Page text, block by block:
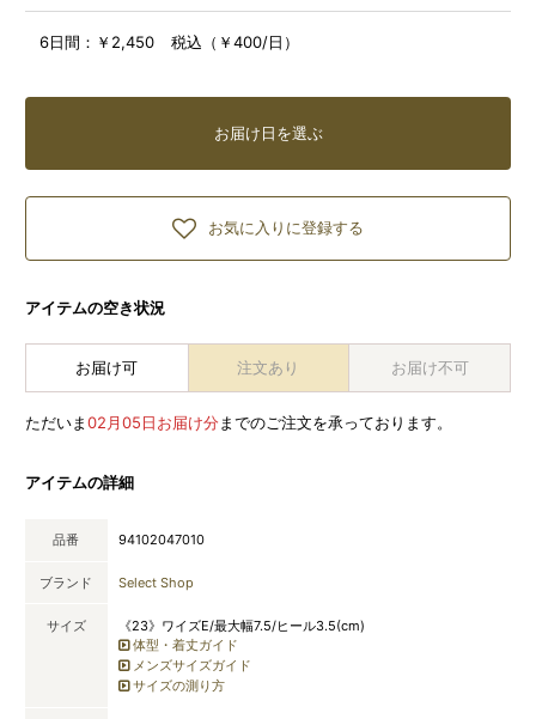
6日間： ￥2,450 税込（￥400/日）
お届け日を選ぶ
お気に入りに登録する
アイテムの空き状況
お届け可 注文あり お届け不可
ただいま02月05日お届け分までのご注文を承っております。
アイテムの詳細
品番 94102047010
ブランド Select Shop
サイズ
《23》ワイズE/最大幅7.5/ヒール3.5(cm)
体型・着丈ガイド
メンズサイズガイド
サイズの測り方